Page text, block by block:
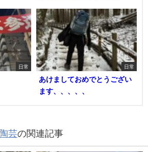
日常 日常
あけましておめでとうござい
ます、、、、、
陶芸の関連記事